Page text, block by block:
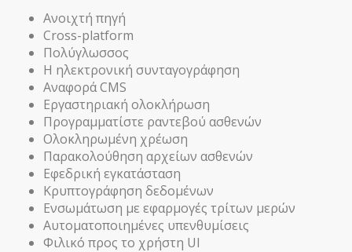
Ανοιχτή πηγή
Cross-platform
Πολύγλωσσος
Η ηλεκτρονική συνταγογράφηση
Αναφορά CMS
Εργαστηριακή ολοκλήρωση
Προγραμματίστε ραντεβού ασθενών
Ολοκληρωμένη χρέωση
Παρακολούθηση αρχείων ασθενών
Εφεδρική εγκατάσταση
Κρυπτογράφηση δεδομένων
Ενσωμάτωση με εφαρμογές τρίτων μερών
Αυτοματοποιημένες υπενθυμίσεις
Φιλικό προς το χρήστη UI